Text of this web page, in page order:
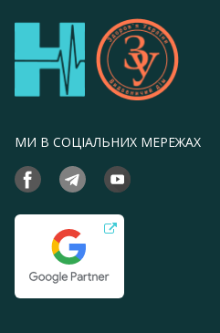
МИ В СОЦІАЛЬНИХ МЕРЕЖАХ